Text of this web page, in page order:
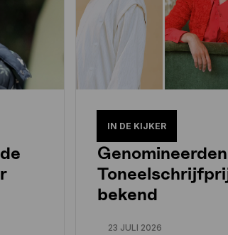
IN DE KIJKER
Genomineerden
bekend
23 JULI 2026